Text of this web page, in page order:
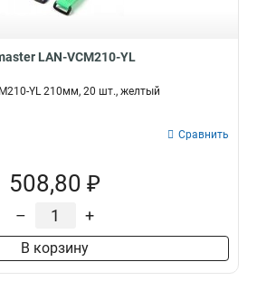
LAN-VCM210-YL
YL 210мм, 20 шт., желтый
Сравнить
508,80 ₽
– +
В корзину